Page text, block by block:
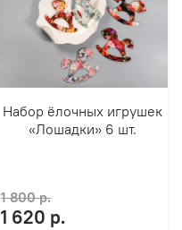
Набор ёлочных игрушек
«Лошадки» 6 шт.
1 800 р.
1 620 р.